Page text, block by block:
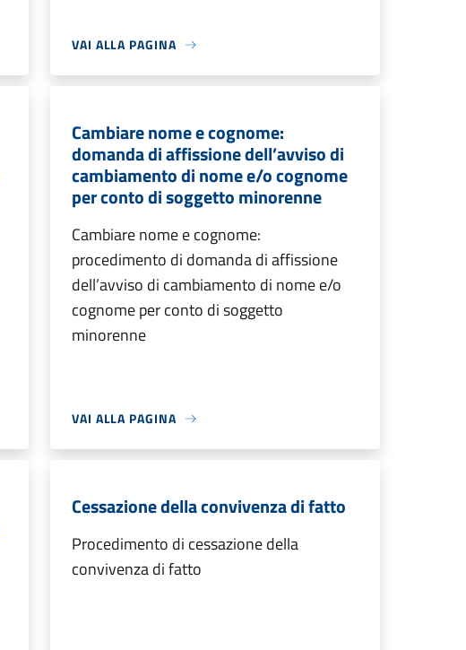
VAI ALLA PAGINA
Cambiare nome e cognome:
domanda di affissione dell’avviso di
cambiamento di nome e/o cognome
per conto di soggetto minorenne
Cambiare nome e cognome:
procedimento di domanda di affissione
dell’avviso di cambiamento di nome e/o
cognome per conto di soggetto
minorenne
VAI ALLA PAGINA
Cessazione della convivenza di fatto
Procedimento di cessazione della
convivenza di fatto